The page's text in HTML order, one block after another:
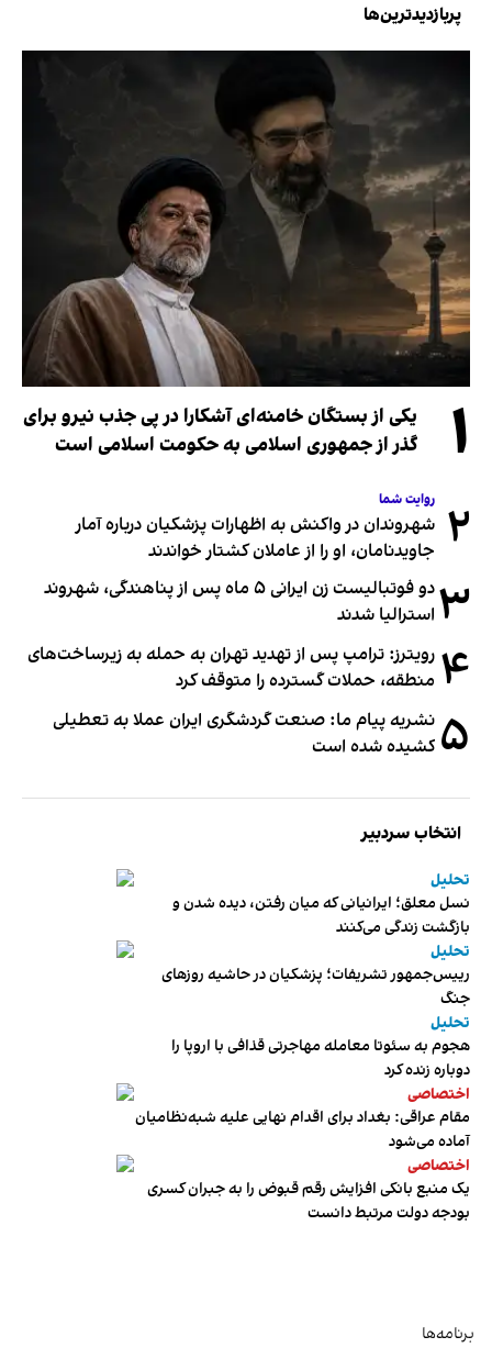
پربازدیدترین‌ها
۱
یکی از بستگان خامنه‌ای آشکارا در پی جذب نیرو برای
گذر از جمهوری اسلامی به حکومت اسلامی است
۲ روایت شما
شهروندان در واکنش به اظهارات پزشکیان درباره آمار
جاویدنامان، او را از عاملان کشتار خواندند
۳
دو فوتبالیست زن ایرانی ۵ ماه پس از پناهندگی، شهروند
استرالیا شدند
۴ رویترز: ترامپ پس از تهدید تهران به حمله به زیرساخت‌های
منطقه، حملات گسترده را متوقف کرد
۵ نشریه پیام ما: صنعت گردشگری ایران عملا به تعطیلی
کشیده شده است
انتخاب سردبیر
تحلیل
نسل معلق؛ ایرانیانی که میان رفتن، دیده شدن و
بازگشت زندگی می‌کنند
تحلیل
رییس‌جمهور تشریفات؛ پزشکیان در حاشیه روزهای
جنگ
تحلیل
هجوم به سئوتا معامله مهاجرتی قذافی با اروپا را
دوباره زنده کرد
اختصاصی
مقام عراقی: بغداد برای اقدام نهایی علیه شبه‌نظامیان
آماده می‌شود
اختصاصی
یک منبع بانکی افزایش رقم قبوض را به جبران کسری
بودجه دولت مرتبط دانست
برنامه‌ها